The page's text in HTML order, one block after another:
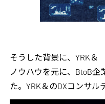
そうした背景に、YRK＆
ノウハウを元に、BtoB
た。YRK＆のDXコンサル